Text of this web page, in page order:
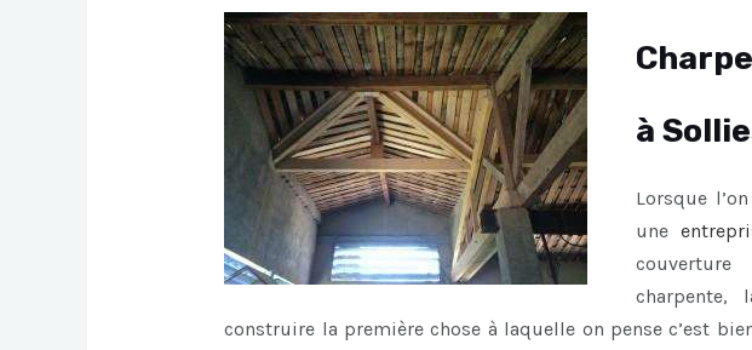
à
Lorsque
une
charpente,
construire la première chose à laquelle on pense c’est